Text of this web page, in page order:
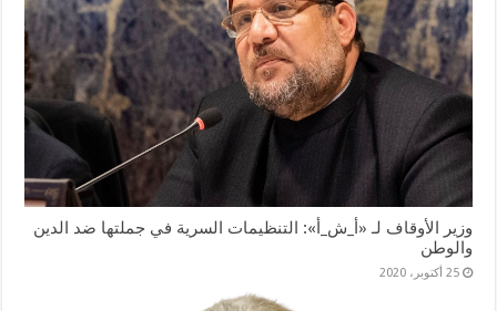
وزير الأوقاف لـ «أ_ش_أ»: التنظيمات السرية في جملتها ضد الدين
والوطن
25 أكتوبر، 2020